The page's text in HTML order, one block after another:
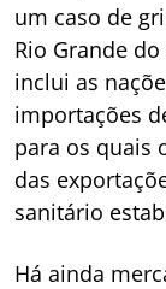
um caso de
Rio Grande
inclui as
importações
para os quais
das
sanitário
Há ainda